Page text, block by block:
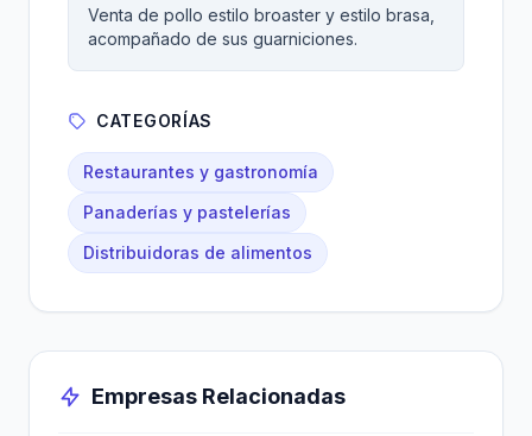
Venta de pollo estilo broaster y estilo brasa,
acompañado de sus guarniciones.
CATEGORÍAS
Restaurantes y gastronomía
Panaderías y pastelerías
Distribuidoras de alimentos
Empresas Relacionadas